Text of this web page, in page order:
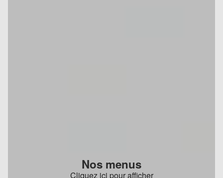
Nos menus
Cliquez ici pour afficher